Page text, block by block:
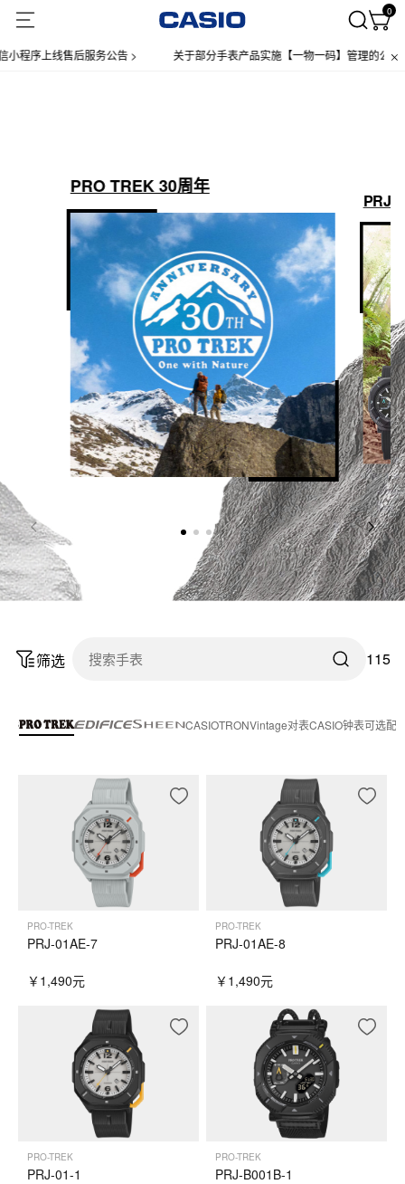
0
程序上线售后服务公告 > 关于部分手表产品实施【一物一码】管理的公告 >
PRO TREK 30周年
PRJ-
筛选 115
CASIOTRONVintage对表CASIO钟表可选配
PRO-TREK
PRJ-01AE-7
￥1,490元
PRO-TREK
PRJ-01AE-8
￥1,490元
PRO-TREK
PRJ-01-1
PRO-TREK
PRJ-B001B-1